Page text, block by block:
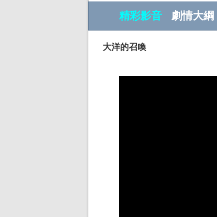
精彩影音 劇情大綱
大洋的召喚